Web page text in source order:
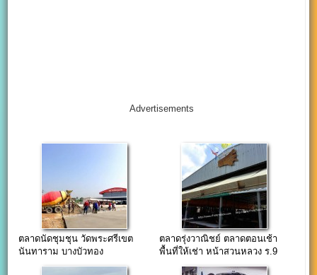
Advertisements
ตลาดนัดชุมชุน วัดพระศรีเขต
นันทาราม บางบัวทอง
ตลาดรุ่งวาณิชย์ ตลาดตอนเช้า
พื้นที่ให้เช่า หน้าสวนหลวง ร.9